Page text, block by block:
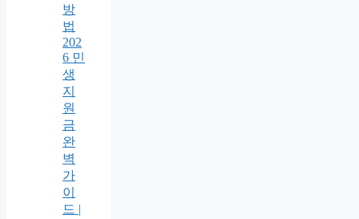
방
법
202
6 민
생
지
원
금
완
벽
가
이
드 |